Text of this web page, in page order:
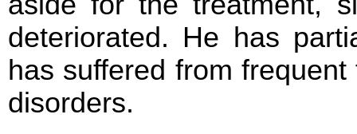
deteriorated. He has
has suffered from
disorders.